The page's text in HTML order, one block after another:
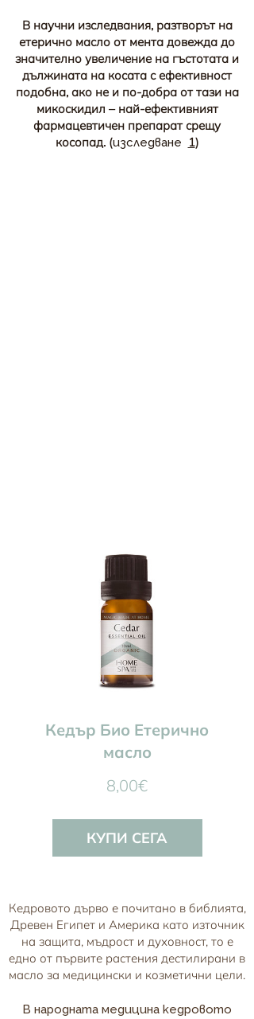
В научни изследвания, разтворът на
етерично масло от мента довежда до
значително увеличение на гъстотата и
дължината на косата с ефективност
подобна, ако не и по-добра от тази на
микоскидил – най-ефективният
фармацевтичен препарат срещу
косопад. (изследване 1)
Кедър Био Етерично
масло
8,00€Цена
КУПИ СЕГА
Кедровото дърво е почитано в библията,
Древен Египет и Америка като източник
на защита, мъдрост и духовност, то е
едно от първите растения дестилирани в
масло за медицински и козметични цели.
В народната медицина кедровото